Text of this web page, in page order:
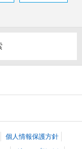
個人情報保護方針